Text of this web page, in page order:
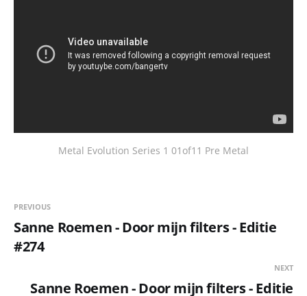
Metal Evolution Series 1 01of11 Pre Metal
PREVIOUS
Sanne Roemen - Door mijn filters - Editie
#274
NEXT
Sanne Roemen - Door mijn filters - Editie